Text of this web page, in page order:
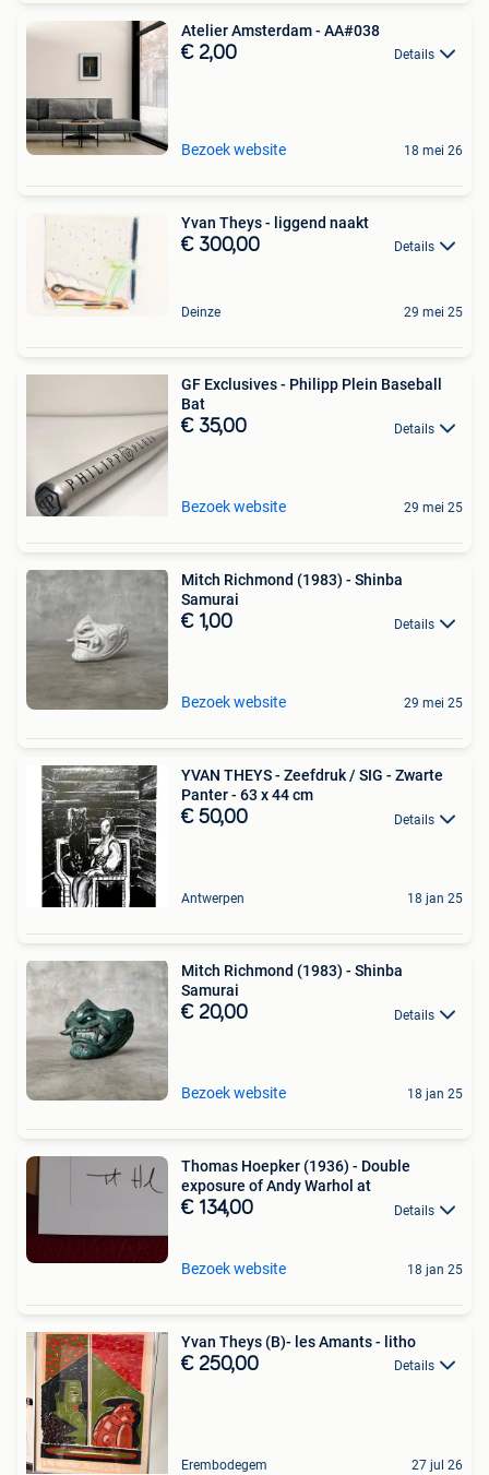
Atelier Amsterdam - AA#038
€ 2,00 Details
Bezoek website 18 mei 26
Yvan Theys - liggend naakt
€ 300,00 Details
Deinze 29 mei 25
GF Exclusives - Philipp Plein Baseball
Bat
€ 35,00 Details
Bezoek website 29 mei 25
Mitch Richmond (1983) - Shinba
Samurai
€ 1,00 Details
Bezoek website 29 mei 25
YVAN THEYS - Zeefdruk / SIG - Zwarte
Panter - 63 x 44 cm
€ 50,00 Details
Antwerpen 18 jan 25
Mitch Richmond (1983) - Shinba
Samurai
€ 20,00 Details
Bezoek website 18 jan 25
Thomas Hoepker (1936) - Double
exposure of Andy Warhol at
€ 134,00 Details
Bezoek website 18 jan 25
Yvan Theys (B)- les Amants - litho
€ 250,00 Details
Erembodegem 27 jul 26